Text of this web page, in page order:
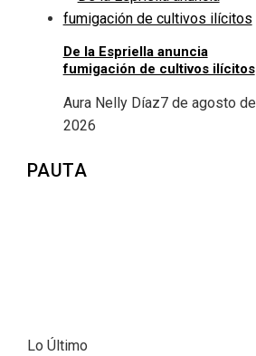
De la Espriella anuncia
fumigación de cultivos ilícitos
Aura Nelly Díaz7 de agosto de
2026
PAUTA
Lo Último